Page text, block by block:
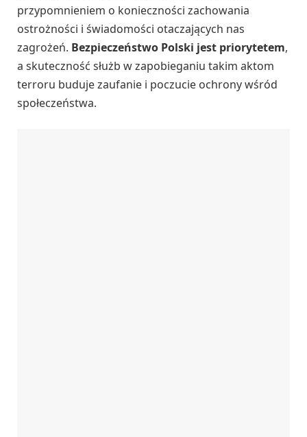
przypomnieniem o konieczności zachowania
ostrożności i świadomości otaczających nas
zagrożeń. Bezpieczeństwo Polski jest priorytetem,
a skuteczność służb w zapobieganiu takim aktom
terroru buduje zaufanie i poczucie ochrony wśród
społeczeństwa.